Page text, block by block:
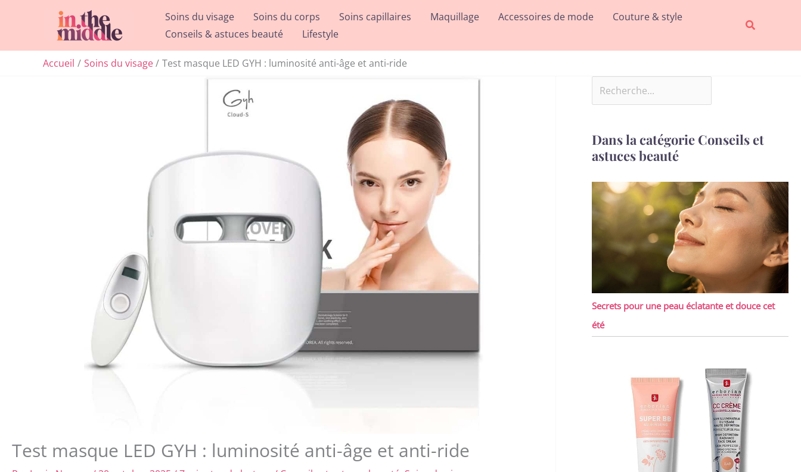
Soins du visage Soins du corps Soins capillaires Maquillage Accessoires de mode
Couture & style
Conseils & astuces beauté
Lifestyle
Rechercher
Accueil Soins du visage Test masque LED GYH : luminosité anti-âge et anti-ride
Test masque LED GYH : luminosité anti-âge et anti-ride
Dans la catégorie Conseils et
astuces beauté
Secrets pour une peau éclatante et douce cet
été